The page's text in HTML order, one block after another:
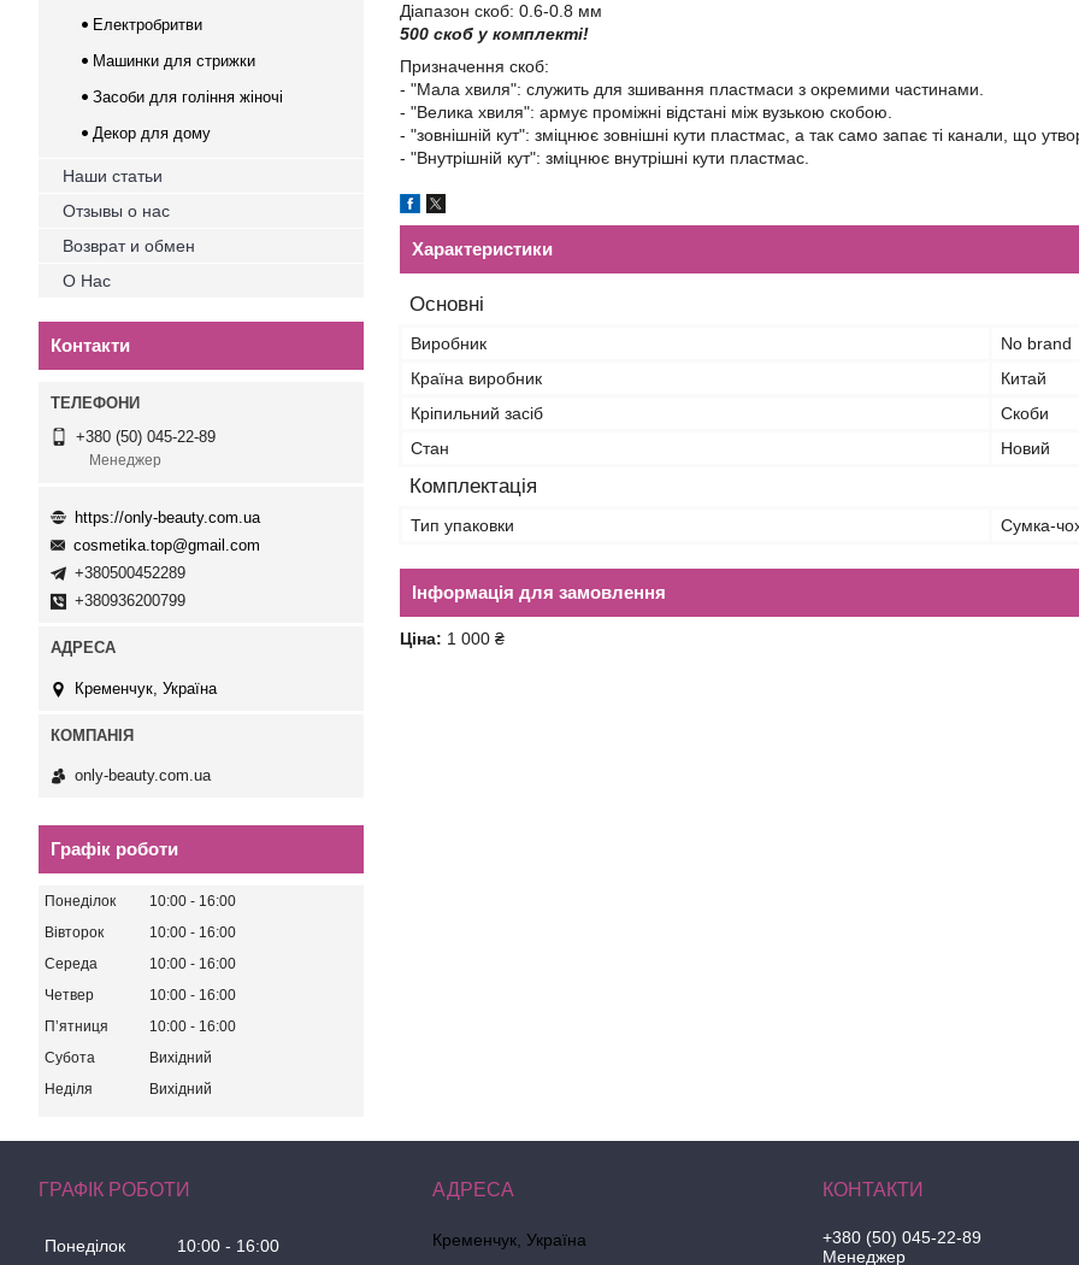
Діапазон скоб: 0.6-0.8 мм
500 скоб у комплекті!
Призначення скоб:
- "Мала хвиля": служить для зшивання пластмаси з окремими частинами.
- "Велика хвиля": армує проміжні відстані між вузькою скобою.
- "зовнішній кут": зміцнює зовнішні кути пластмас, а так само запає ті канали, що
- "Внутрішній кут": зміцнює внутрішні кути пластмас.
Характеристики
Основні
Виробник
No brand
Країна виробник
Китай
Кріпильний засіб
Скоби
Стан
Новий
Комплектація
Тип упаковки Сумка-
Інформація для замовлення
Ціна: 1 000 ₴
Електробритви
Машинки для стрижки
Засоби для гоління жіночі
Декор для дому
Наши статьи
Отзывы о нас
Возврат и обмен
О Нас
Контакти
+380 (50) 045-22-89
Менеджер
https://only-beauty.com.ua
cosmetika.top@gmail.com
+380500452289
+380936200799
Кременчук, Україна
only-beauty.com.ua
Графік роботи
Понеділок 10:00
16:00
Вівторок
10:00
16:00
Середа
10:00
16:00
Четвер
10:00
16:00
Пʼятниця
10:00
16:00
Субота
Вихідний
Неділя
Вихідний
ГРАФІК РОБОТИ
Понеділок 10:00 16:00 Кременчук, Україна
+380 (50) 045-22-89
Менеджер